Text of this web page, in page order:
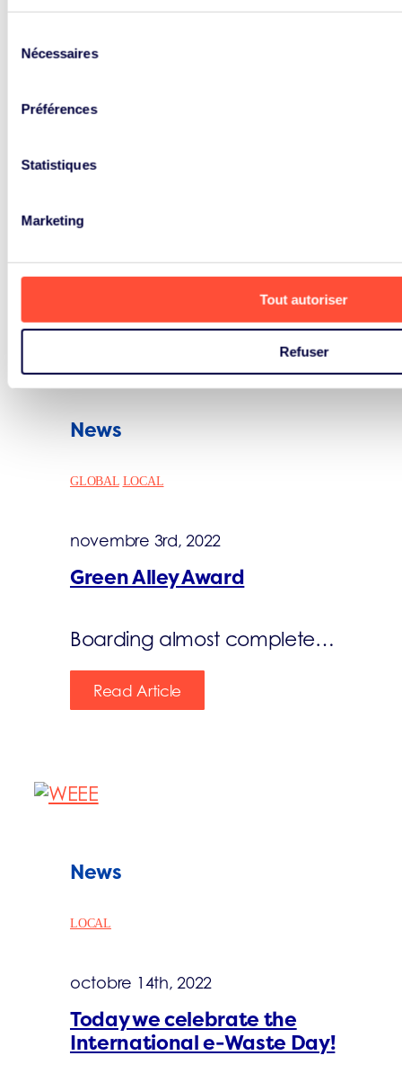
Nécessaires
Préférences
Statistiques
Marketing
Tout autoriser
Refuser
Il ne s’agit pas seulement d’un
conformité, mais aussi de mise en
nouvelles afin qu’ensemble nous
News
GLOBAL LOCAL
novembre 3rd, 2022
Green Alley Award
Boarding almost complete…
Read Article
News
LOCAL
octobre 14th, 2022
Today we celebrate the
International e-Waste Day!